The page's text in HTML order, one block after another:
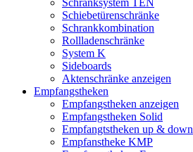
Schranksystem TEN
Schiebetürenschränke
Schrankkombination
Rollladenschränke
System K
Sideboards
Aktenschränke anzeigen
Empfangstheken
Empfangstheken anzeigen
Empfangstheken Solid
Empfangtstheken up & down
Empfanstheke KMP